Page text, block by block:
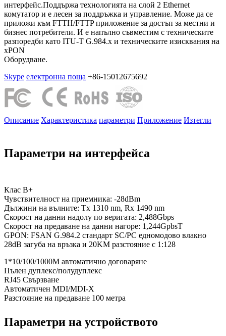
интерфейс.Поддържа технологията на слой 2 Ethernet
комутатор и е лесен за поддръжка и управление. Може да се
приложи към FTTH/FTTP приложение за достъп за местни и
бизнес потребители. И е напълно съвместим с техническите
разпоредби като ITU-T G.984.x и техническите изисквания на
xPON
Оборудване.
Skype електронна поща +86-15012675692
Описание Характеристика параметри Приложение Изтегли
Параметри на интерфейса
Клас B+
Чувствителност на приемника: -28dBm
Дължини на вълните: Tx 1310 nm, Rx 1490 nm
Скорост на данни надолу по веригата: 2,488Gbps
Скорост на предаване на данни нагоре: 1,244GpbsT
GPON: FSAN G.984.2 стандарт SC/PC едномодово влакно
28dB загуба на връзка и 20KM разстояние с 1:128
1*10/100/1000M автоматично договаряне
Пълен дуплекс/полудуплекс
RJ45 Свързване
Автоматичен MDI/MDI-X
Разстояние на предаване 100 метра
Параметри на устройството